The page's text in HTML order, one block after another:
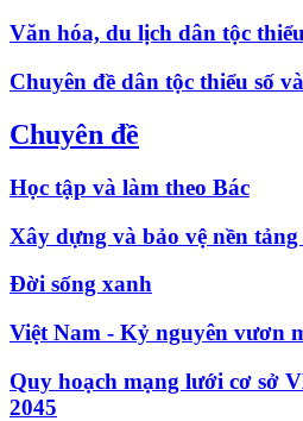
Văn hóa, du lịch dân tộc
Chuyên đề dân tộc thiểu số
Chuyên đề
Học tập và làm theo Bác
Xây dựng và bảo vệ nền
Đời sống xanh
Việt Nam - Kỷ nguyên vươn
Quy hoạch mạng lưới cơ sở
2045